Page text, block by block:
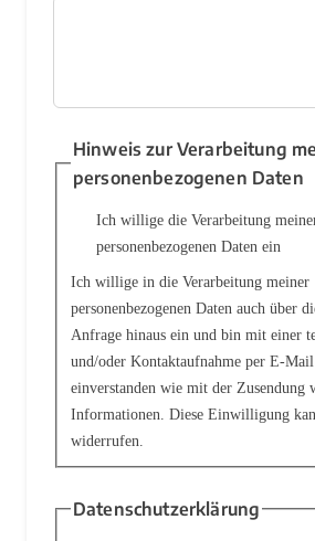
Hinweis zur Verarbeitung
personenbezogenen Daten
Ich willige die Verarbeitung
personenbezogenen Daten ein
Ich willige in die Verarbeitung meiner
personenbezogenen Daten auch über
Anfrage hinaus ein und bin mit einer
und/oder Kontaktaufnahme per E-Mail
einverstanden wie mit der Zusendung
Informationen. Diese Einwilligung
widerrufen.
Datenschutzerklärung